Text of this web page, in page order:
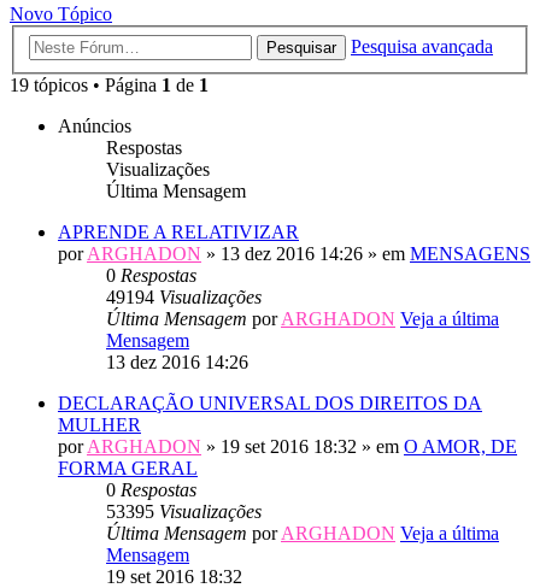
Novo Tópico
Pesquisar
Pesquisa avançada
19 tópicos • Página 1 de 1
Anúncios
Respostas
Visualizações
Última Mensagem
APRENDE A RELATIVIZAR
porARGHADON » 13 dez 2016 14:26 » em MENSAGENS
0 Respostas
49194 Visualizações
Última Mensagem porARGHADON Veja a última
Mensagem
13 dez 2016 14:26
DECLARAÇÃO UNIVERSAL DOS DIREITOS DA
MULHER
porARGHADON » 19 set 2016 18:32 » em O AMOR, DE
FORMA GERAL
0 Respostas
53395 Visualizações
Última Mensagem porARGHADON Veja a última
Mensagem
19 set 2016 18:32